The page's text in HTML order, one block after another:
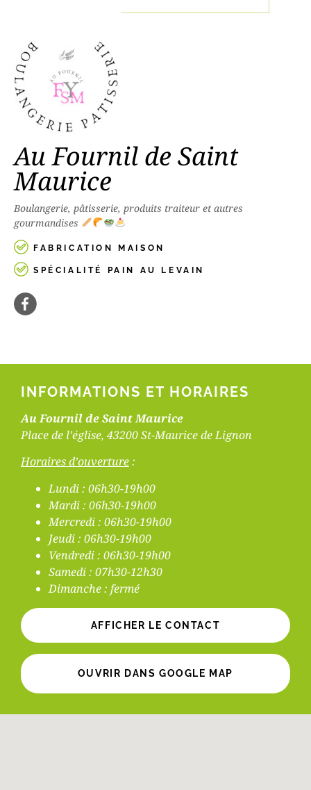
Au Fournil de Saint
Maurice
Boulangerie, pâtisserie, produits traiteur et autres
gourmandises
FABRICATION MAISON
SPÉCIALITÉ PAIN AU LEVAIN
INFORMATIONS ET HORAIRES
Au Fournil de Saint Maurice
Place de l’église, 43200 St-Maurice de Lignon
Horaires d’ouverture:
Lundi : 06h30-19h00
Mardi : 06h30-19h00
Mercredi : 06h30-19h00
Jeudi : 06h30-19h00
Vendredi : 06h30-19h00
Samedi : 07h30-12h30
Dimanche : fermé
AFFICHER LE CONTACT
OUVRIR DANS GOOGLE MAP